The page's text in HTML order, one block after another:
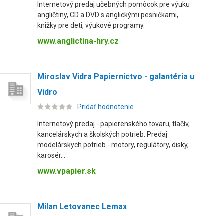
Internetový predaj učebných pomôcok pre výuku
angličtiny, CD a DVD s anglickými pesničkami,
knižky pre deti, výukové programy.
www.anglictina-hry.cz
Miroslav Vidra Papiernictvo - galantéria u
Vidro
Pridať hodnotenie
Internetový predaj - papierenského tovaru, tlačív,
kancelárskych a školských potrieb. Predaj
modelárskych potrieb - motory, regulátory, disky,
karosér...
www.vpapier.sk
Milan Letovanec Lemax